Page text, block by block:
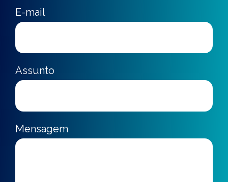
E-mail
Assunto
Mensagem